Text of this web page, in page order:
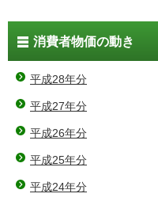
消費者物価の動き
平成28年分
平成27年分
平成26年分
平成25年分
平成24年分